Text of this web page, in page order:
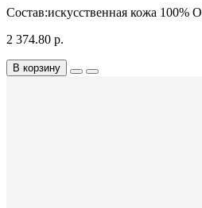
Состав:искусственная кожа 100%
2 374.80 р.
В корзину